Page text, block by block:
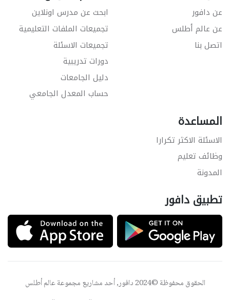
عن دافور
عن عالم أطلس
اتصل بنا
ابحث عن مدرس اونلاين
تجميعات الملفات التعليمية
تجميعات الاسئلة
دورات تدريبية
دليل الجامعات
حساب المعدل الجامعي
المساعدة
الاسئلة الاكثر تكرارا
وظائف تعليم
المدونة
تطبيق دافور
الحقوق محفوظة ©2024 دافور, أحد مشاريع مجموعة عالم أطلس